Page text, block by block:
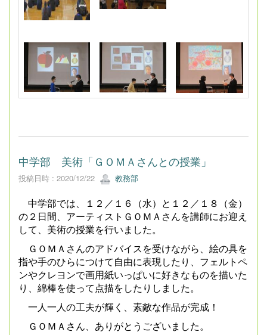
中学部 美術「ＧＯＭＡさんとの授業」
投稿日時 : 2020/12/22 教務部
中学部では、１２／１６（水）と１２／１８（金）
の２日間、アーティストＧＯＭＡさんを講師にお迎え
して、美術の授業を行いました。
ＧＯＭＡさんのアドバイスを受けながら、絵の具を
指や手のひらにつけて自由に表現したり、フェルトペ
ンやクレヨンで画用紙いっぱいに好きなものを描いた
り、綿棒を使って点描をしたりしました。
一人一人の工夫が輝く、素敵な作品が完成！
ＧＯＭＡさん、ありがとうございました。